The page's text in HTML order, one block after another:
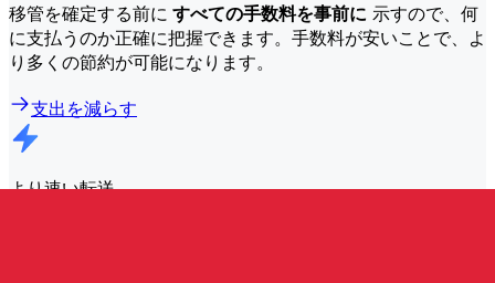
移管を確定する前に すべての手数料を事前に 示すので、何
に支払うのか正確に把握できます。手数料が安いことで、よ
り多くの節約が可能になります。
支出を減らす
より速い転送